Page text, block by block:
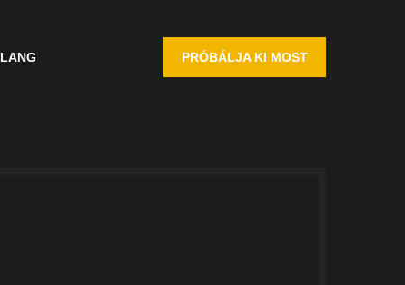
LANG PRÓBÁLJA KI MOST